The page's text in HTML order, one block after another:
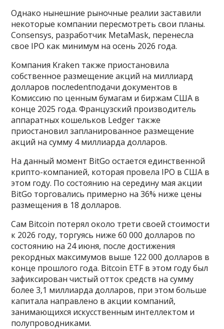
Однако нынешние рыночные реалии заставили
некоторые компании пересмотреть свои планы.
Consensys, разработчик MetaMask, перенесла
свое IPO как минимум на осень 2026 года.
Компания Kraken также приостановила
собственное размещение акций на миллиард
долларов послеdentподачи документов в
Комиссию по ценным бумагам и биржам США в
конце 2025 года. Французский производитель
аппаратных кошельков Ledger также
приостановил запланированное размещение
акций на сумму 4 миллиарда долларов.
На данный момент BitGo остается единственной
крипто-компанией, которая провела IPO в США в
этом году. По состоянию на середину мая акции
BitGo торговались примерно на 36% ниже цены
размещения в 18 долларов.
Сам Bitcoin потерял около трети своей стоимости
к 2026 году, торгуясь ниже 60 000 долларов по
состоянию на 24 июня, после достижения
рекордных максимумов выше 122 000 долларов в
конце прошлого года. Bitcoin ETF в этом году был
зафиксирован чистый отток средств на сумму
более 3,1 миллиарда долларов, при этом больше
капитала направлено в акции компаний,
занимающихся искусственным интеллектом и
полупроводниками.